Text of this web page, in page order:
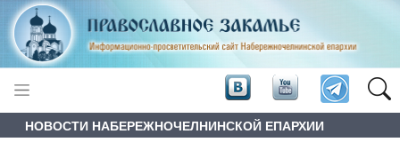
НОВОСТИ НАБЕРЕЖНОЧЕЛНИНСКОЙ ЕПАРХИИ